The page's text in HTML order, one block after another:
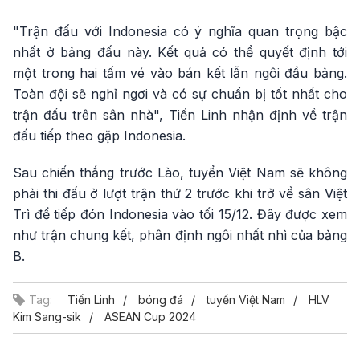
"Trận đấu với Indonesia có ý nghĩa quan trọng bậc
nhất ở bảng đấu này. Kết quả có thể quyết định tới
một trong hai tấm vé vào bán kết lẫn ngôi đầu bảng.
Toàn đội sẽ nghỉ ngơi và có sự chuẩn bị tốt nhất cho
trận đấu trên sân nhà", Tiến Linh nhận định về trận
đấu tiếp theo gặp Indonesia.
Sau chiến thắng trước Lào, tuyển Việt Nam sẽ không
phải thi đấu ở lượt trận thứ 2 trước khi trở về sân Việt
Trì để tiếp đón Indonesia vào tối 15/12. Đây được xem
như trận chung kết, phân định ngôi nhất nhì của bảng
B.
Tag: Tiến Linh bóng đá tuyển Việt Nam
HLV
Kim Sang-sik
ASEAN Cup 2024